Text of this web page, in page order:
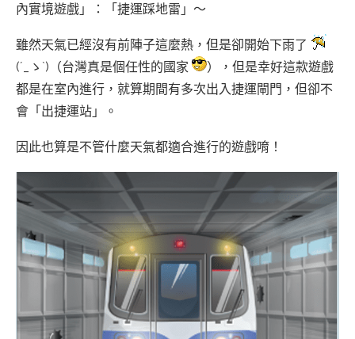
內實境遊戲」：「捷運踩地雷」～
雖然天氣已經沒有前陣子這麼熱，但是卻開始下雨了
(´_ゝ`)（台灣真是個任性的國家
），但是幸好這款遊戲
都是在室內進行，就算期間有多次出入捷運閘門，但卻不
會「出捷運站」。
因此也算是不管什麼天氣都適合進行的遊戲唷！